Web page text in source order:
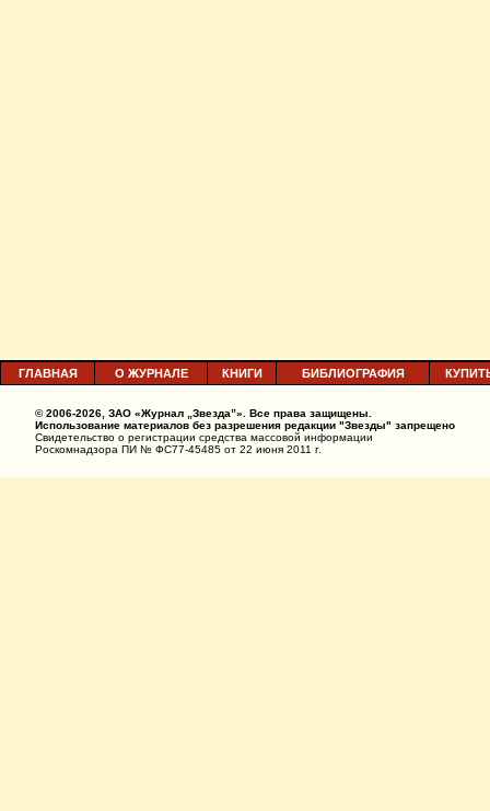
ГЛАВНАЯ О ЖУРНАЛЕ КНИГИ БИБЛИОГРАФИЯ
© 2006-2026, ЗАО «Журнал „Звезда”». Все права защищены.
Использование материалов без разрешения редакции "Звезды" запрещено
Свидетельство о регистрации средства массовой информации
Роскомнадзора ПИ № ФС77-45485 от 22 июня 2011 г.